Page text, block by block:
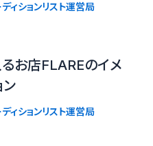
ィションリスト運営局
お店FLAREのイメ
ィションリスト運営局